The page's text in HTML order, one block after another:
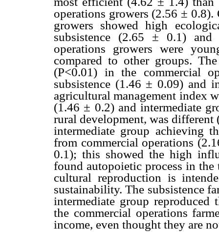
operations growers (2.56 ±
growers showed high
subsistence (2.65 ± 0.1)
operations growers were
compared to other groups.
(P<0.01) in the commercial
subsistence (1.46 ± 0.09) and
agricultural management index
(1.46 ± 0.2) and intermediate
rural development, was different
intermediate group achieving
from commercial operations
0.1); this showed the high
found autopoietic process in
cultural reproduction is
sustainability. The subsistence
intermediate group
the commercial operations
income, even thought they are